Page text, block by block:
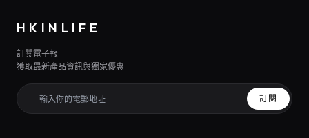
HKINLIFE
訂閱電子報
獲取最新產品資訊與獨家優惠
訂閱